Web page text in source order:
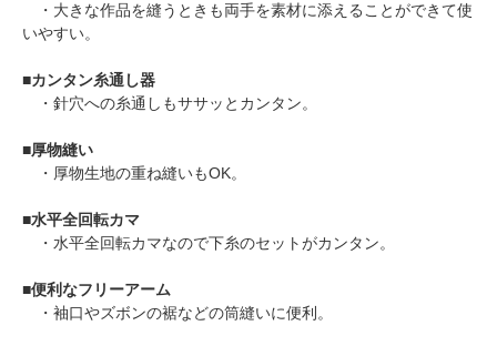
・大きな作品を縫うときも両手を素材に添えることができて使
いやすい。
■カンタン糸通し器
・針穴への糸通しもササッとカンタン。
■厚物縫い
・厚物生地の重ね縫いもOK。
■水平全回転カマ
・水平全回転カマなので下糸のセットがカンタン。
■便利なフリーアーム
・袖口やズボンの裾などの筒縫いに便利。